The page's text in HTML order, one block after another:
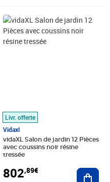
au panier
Livr. offerte
Vidaxl
vidaXL Salon de jardin 12 Pièces
avec coussins noir résine
tressée
802,89€
Prix 802,89€